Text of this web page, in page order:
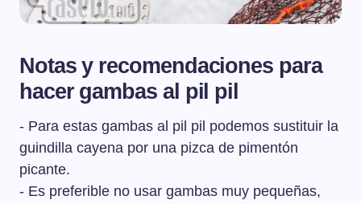
Notas y recomendaciones para
hacer gambas al pil pil
- Para estas gambas al pil pil podemos sustituir la
guindilla cayena por una pizca de pimentón
picante.
- Es preferible no usar gambas muy pequeñas,